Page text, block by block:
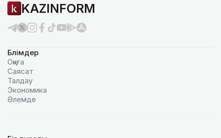
KAZINFORM
Бөлімдер
Оқиға
Саясат
Талдау
Экономика
Әлемде